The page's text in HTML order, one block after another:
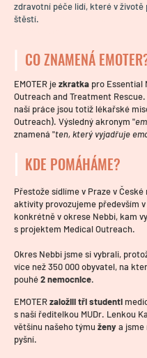
zdravotní péče lidí, které v životě
štěstí.
CO ZNAMENÁ
EMOTER jezkratka pro Essential
Outreach and Treatment
naší práce jsou totiž lékařské
Outreach). Výsledný akronym "
znamená "ten, který vyjadřuje
KDE POMÁHÁME?
Přestože sídlíme v Praze v
aktivity provozujeme především
konkrétně v okrese Nebbi, kam
s projektem Medical Outreach.
Okres Nebbi jsme si vybrali,
více než 350 000 obyvatel, na
pouhé2 nemocnice.
EMOTERzaložili tři studenti
s naší ředitelkou MUDr. Lenkou
většinu našeho týmu ženya jsme
pyšní.